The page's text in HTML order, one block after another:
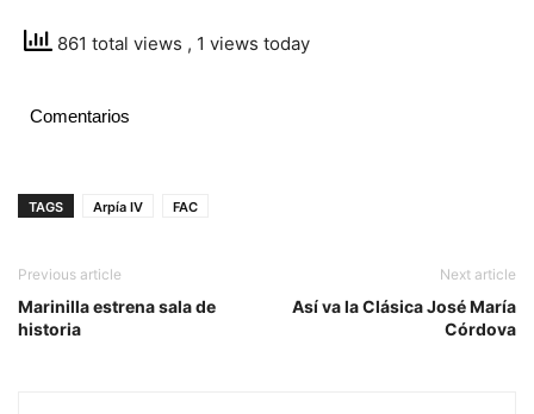
861 total views , 1 views today
Comentarios
TAGS Arpía IV FAC
Previous article
Marinilla estrena sala de
historia
Next article
Así va la Clásica José María
Córdova